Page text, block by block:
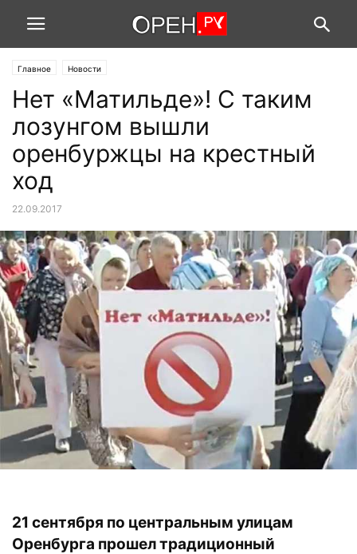
Главное Новости
Нет «Матильде»! С таким
лозунгом вышли
оренбуржцы на крестный
ход
22.09.2017
21 сентября по центральным улицам
Оренбурга прошел традиционный